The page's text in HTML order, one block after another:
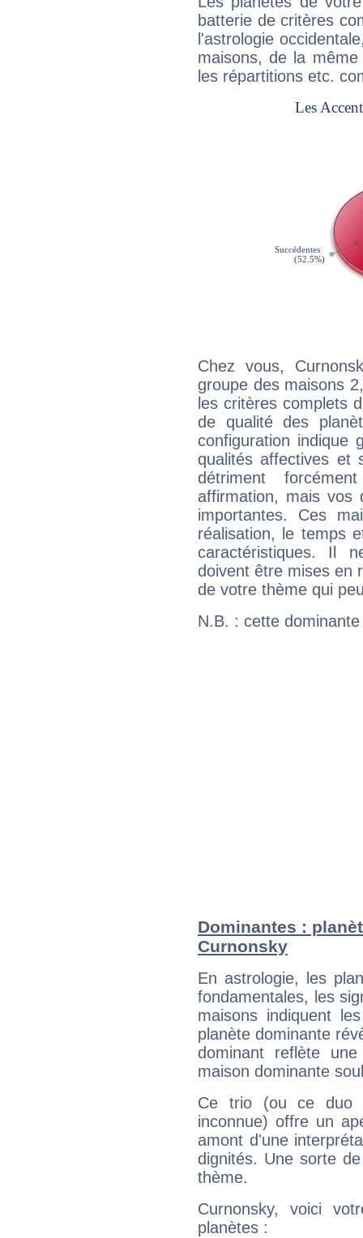
batterie de critères
l'astrologie
maisons, de la
les répartitions etc.
Chez vous,
groupe des maisons
les critères complets
de qualité des
configuration indique
qualités affectives et
détriment
affirmation, mais
importantes. Ces
réalisation, le temps
caractéristiques. Il
doivent être mises en
de votre thème qui
N.B. : cette
Dominantes :
Curnonsky
En astrologie, les
fondamentales, les
maisons indiquent
planète dominante
dominant reflète
maison dominante
Ce trio (ou ce duo
inconnue) offre un
amont d'une
dignités. Une sorte
thème.
Curnonsky, voici
planètes :